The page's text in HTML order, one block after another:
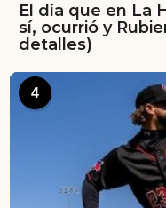
El día que en La
sí, ocurrió y
detalles)
4